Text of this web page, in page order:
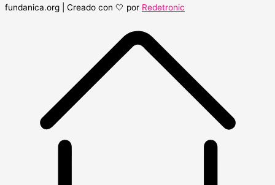
fundanica.org | Creado con 🤍 por Redetronic